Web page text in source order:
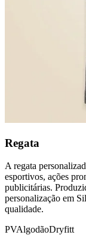
Regata
A regata
esportivos, ações
publicitárias.
personalização em
qualidade.
PVAlgodãoDryfitt